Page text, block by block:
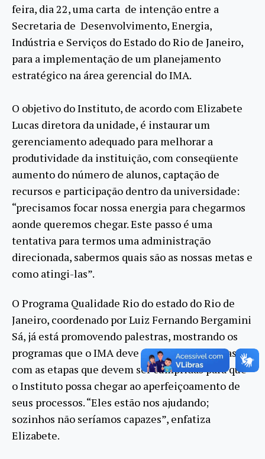
feira, dia 22, uma carta de intenção entre a
Secretaria de Desenvolvimento, Energia,
Indústria e Serviços do Estado do Rio de Janeiro,
para a implementação de um planejamento
estratégico na área gerencial do IMA.
O objetivo do Instituto, de acordo com Elizabete
Lucas diretora da unidade, é instaurar um
gerenciamento adequado para melhorar a
produtividade da instituição, com conseqüente
aumento do número de alunos, captação de
recursos e participação dentro da universidade:
“precisamos focar nossa energia para chegarmos
aonde queremos chegar. Este passo é uma
tentativa para termos uma administração
direcionada, sabermos quais são as nossas metas e
como atingi-las”.
O Programa Qualidade Rio do estado do Rio de
Janeiro, coordenado por Luiz Fernando Bergamini
Sá, já está promovendo palestras, mostrando os
programas que o IMA deve preencher e tabelas
com as etapas que devem ser cumpridas para que
o Instituto possa chegar ao aperfeiçoamento de
seus processos. “Eles estão nos ajudando;
sozinhos não seríamos capazes”, enfatiza
Elizabete.